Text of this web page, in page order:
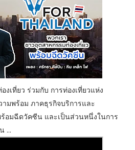
เที่ยว ร่วมกับ การท่องเที่ยวแห่ง
มพร้อม ภาคธุรกิจบริการและ
ร้อมฉีดวัคซีน และเป็นส่วนหนึ่งในการ
...